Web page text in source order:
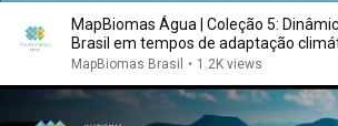
MapBiomas Água | Coleção 5:
Brasil em tempos de adaptação
MapBiomas Brasil • 1.2K views